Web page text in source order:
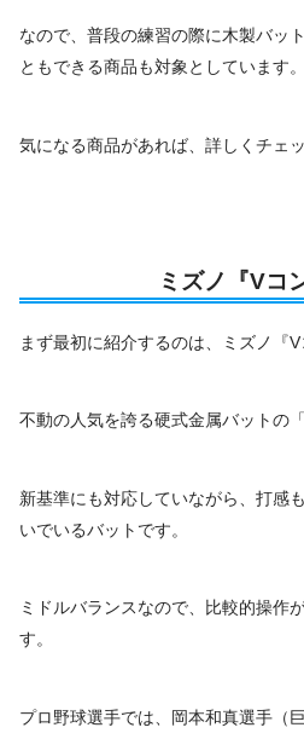
なので、普段の練習の際に木製バッ
ともできる商品も対象としています。
気になる商品があれば、詳しくチェ
ミズノ『Vコ
まず最初に紹介するのは、ミズノ『V
不動の人気を誇る硬式金属バットの
新基準にも対応していながら、打感
いでいるバットです。
ミドルバランスなので、比較的操作
す。
プロ野球選手では、岡本和真選手（